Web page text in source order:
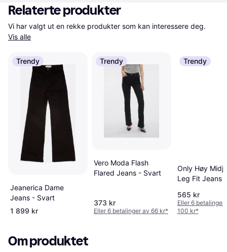
Relaterte produkter
Vis alle
Trendy
Jeanerica Dame
Jeans - Svart
1 899 kr
Trendy
Vero Moda Flash
Flared Jeans - Svart
373 kr
Eller 6 betalinger av 66 kr*
Trendy
Only Høy
Leg Fit Jeans
565 kr
Eller 6 betalinger
100 kr*
Om produktet